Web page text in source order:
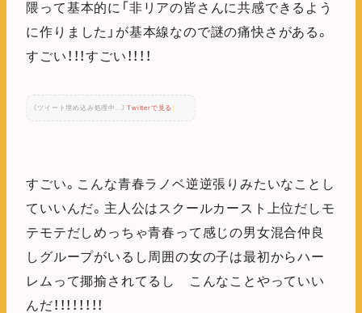
隈って基本的に「非リアの皆さんに共感できるよう
に作りました」が基本線なので謎の痛快さがある。
すごい！！！すごい！！！！
（ツイート埋め込み処理中...） Twitterで見る
すごい。こんな青春ラノベ逆逆張りみたいなことし
ていいんだ。主人公はスクールカースト上位だしモ
テモテだしめっちゃ青春って感じの男女混合仲良
しグループがいるし周囲の女の子は最初からハー
レムって揶揄されてるし こんなことやっていい
んだ！！！！！！！！